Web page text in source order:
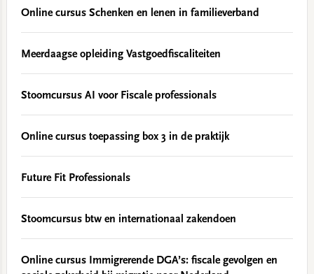
Online cursus Schenken en lenen in familieverband
Meerdaagse opleiding Vastgoedfiscaliteiten
Stoomcursus AI voor Fiscale professionals
Online cursus toepassing box 3 in de praktijk
Future Fit Professionals
Stoomcursus btw en internationaal zakendoen
Online cursus Immigrerende DGA’s: fiscale gevolgen en